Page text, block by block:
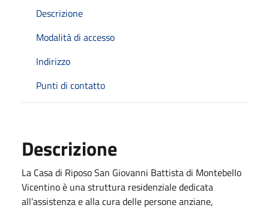
Descrizione
Modalità di accesso
Indirizzo
Punti di contatto
Descrizione
La Casa di Riposo San Giovanni Battista di Montebello
Vicentino è una struttura residenziale dedicata
all’assistenza e alla cura delle persone anziane,